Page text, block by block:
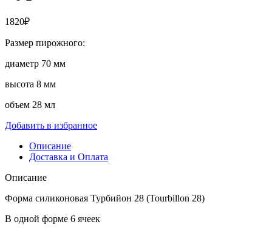
1820₽
Размер пирожного:
диаметр 70 мм
высота 8 мм
объем 28 мл
Добавить в избранное
Описание
Доставка и Оплата
Описание
Форма силиконовая Турбийон 28 (Tourbillon 28)
В одной форме 6 ячеек